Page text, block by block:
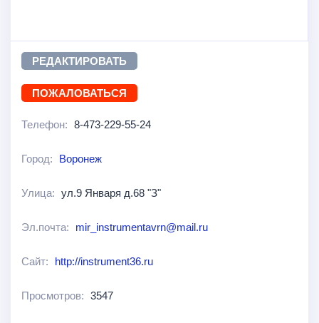
РЕДАКТИРОВАТЬ
ПОЖАЛОВАТЬСЯ
Телефон: 8-473-229-55-24
Город: Воронеж
Улица: ул.9 Января д.68 "З"
Эл.почта: mir_instrumentavrn@mail.ru
Сайт: http://instrument36.ru
Просмотров: 3547